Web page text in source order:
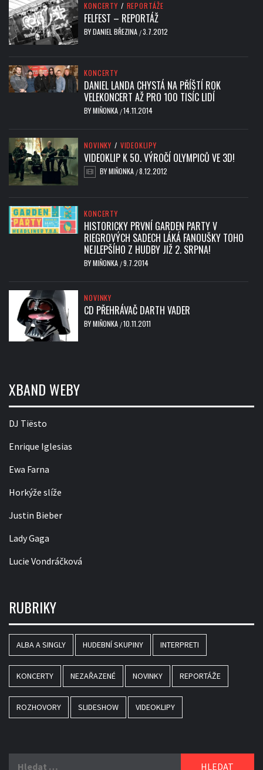
KONCERTY / REPORTÁŽE
FELFEST – REPORTÁŽ
BYDANIEL BŘEZINA /3.7.2012
KONCERTY
DANIEL LANDA CHYSTÁ NA PŘÍŠTÍ ROK
VELEKONCERT AŽ PRO 100 TISÍC LIDÍ
BYMIŇONKA /14.11.2014
NOVINKY / VIDEOKLIPY
VIDEOKLIP K 50. VÝROČÍ OLYMPICŮ VE 3D!
BYMIŇONKA /8.12.2012
KONCERTY
HISTORICKY PRVNÍ GARDEN PARTY V
RIEGROVÝCH SADECH LÁKÁ FANOUŠKY TOHO
NEJLEPŠÍHO Z HUDBY JIŽ 2. SRPNA!
BYMIŇONKA /9.7.2014
NOVINKY
CD PŘEHRÁVAČ DARTH VADER
BYMIŇONKA /10.11.2011
XBAND WEBY
DJ Tiësto
Enrique Iglesias
Ewa Farna
Horkýže slíže
Justin Bieber
Lady Gaga
Lucie Vondráčková
RUBRIKY
ALBA A SINGLY HUDEBNÍ SKUPINY INTERPRETI
KONCERTY NEZAŘAZENÉ NOVINKY REPORTÁŽE
ROZHOVORY SLIDESHOW VIDEOKLIPY